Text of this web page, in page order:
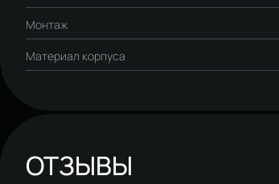
Монтаж
Материал корпуса
ОТЗЫВЫ